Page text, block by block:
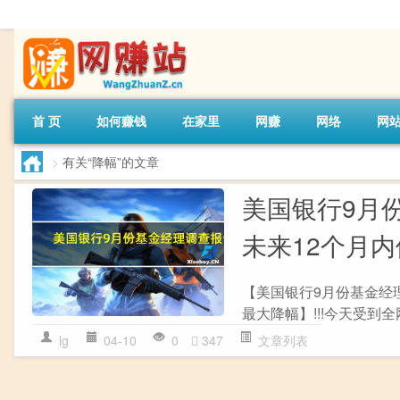
首 页 如何赚钱 在家里 网赚 网络 网
> 有关“降幅”的文章
美国银行9月
未来12个月
【美国银行9月份基金
最大降幅】!!!今天受到
lg 04-10 0 347 文章列表